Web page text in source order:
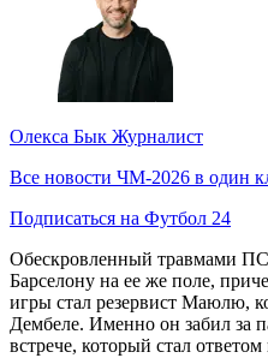
Олекса Бык Журналист
Все новости ЧМ-2026 в один
Подписаться на Футбол 24
Обескровленный травмами
Барселону на ее же поле,
игры стал резервист Маюлю,
Дембеле. Именно он забил за
встрече, который стал